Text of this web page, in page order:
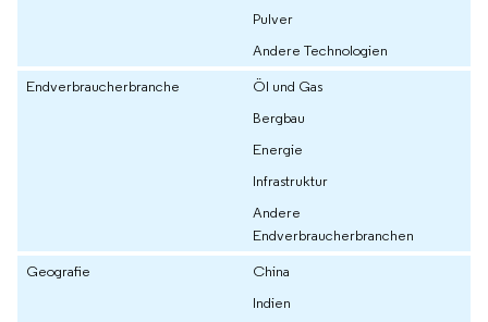
Pulver
Andere Technologien
Endverbraucherbranche
Öl und Gas
Bergbau
Energie
Infrastruktur
Andere
Endverbraucherbranchen
Geografie
China
Indien